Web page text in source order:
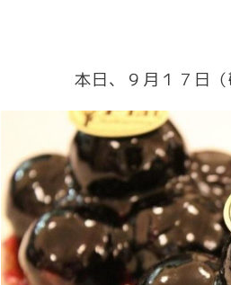
本日、９月１７日